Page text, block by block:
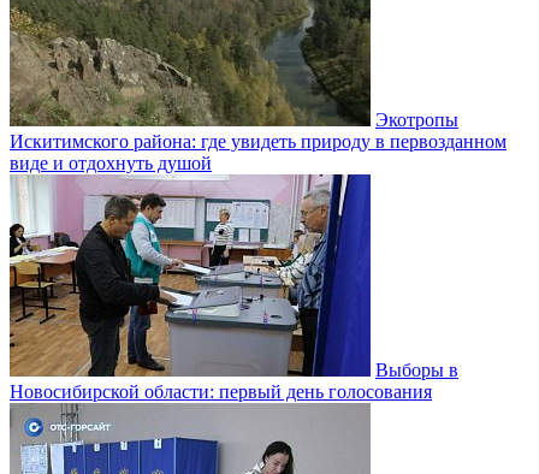
Экотропы
Искитимского района: где увидеть природу в первозданном
виде и отдохнуть душой
Выборы в
Новосибирской области: первый день голосования